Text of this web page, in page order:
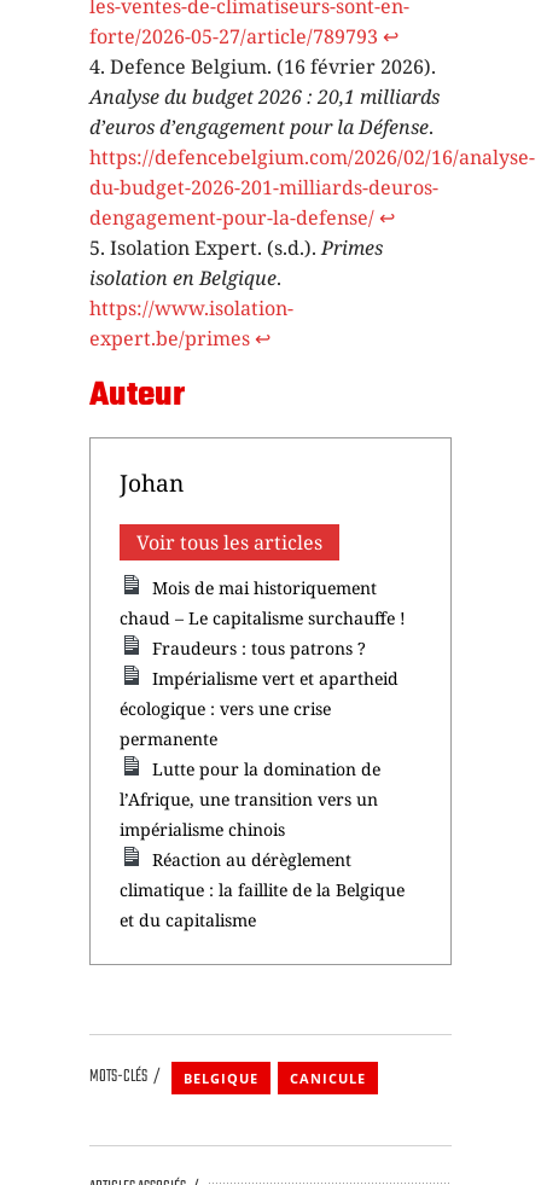
les-ventes-de-climatiseurs-sont-en-
forte/2026-05-27/article/789793 ↩︎
Defence Belgium. (16 février 2026).
Analyse du budget 2026 : 20,1 milliards
d’euros d’engagement pour la Défense.
https://defencebelgium.com/2026/02/16/analyse-
du-budget-2026-201-milliards-deuros-
dengagement-pour-la-defense/ ↩︎
Isolation Expert. (s.d.).Primes
isolation en Belgique.
https://www.isolation-
expert.be/primes ↩︎
Auteur
Johan
Voir tous les articles
Mois de mai historiquement
chaud – Le capitalisme surchauffe !
Fraudeurs : tous patrons ?
Impérialisme vert et apartheid
écologique : vers une crise
permanente
Lutte pour la domination de
l’Afrique, une transition vers un
impérialisme chinois
Réaction au dérèglement
climatique : la faillite de la Belgique
et du capitalisme
MOTS-CLÉS BELGIQUE CANICULE